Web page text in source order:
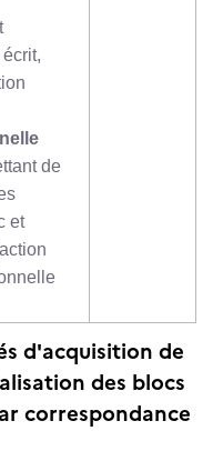
de
et
d'acquisition de
des blocs
correspondance